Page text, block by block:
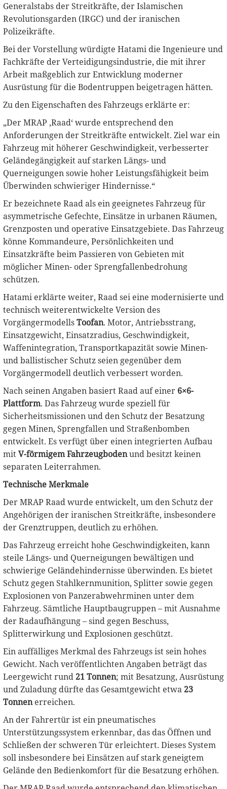
Generalstabs der Streitkräfte, der Islamischen
Revolutionsgarden (IRGC) und der iranischen
Polizeikräfte.
Bei der Vorstellung würdigte Hatami die Ingenieure und
Fachkräfte der Verteidigungsindustrie, die mit ihrer
Arbeit maßgeblich zur Entwicklung moderner
Ausrüstung für die Bodentruppen beigetragen hätten.
Zu den Eigenschaften des Fahrzeugs erklärte er:
„Der MRAP ‚Raad‘ wurde entsprechend den
Anforderungen der Streitkräfte entwickelt. Ziel war ein
Fahrzeug mit höherer Geschwindigkeit, verbesserter
Geländegängigkeit auf starken Längs- und
Querneigungen sowie hoher Leistungsfähigkeit beim
Überwinden schwieriger Hindernisse.“
Er bezeichnete Raad als ein geeignetes Fahrzeug für
asymmetrische Gefechte, Einsätze in urbanen Räumen,
Grenzposten und operative Einsatzgebiete. Das Fahrzeug
könne Kommandeure, Persönlichkeiten und
Einsatzkräfte beim Passieren von Gebieten mit
möglicher Minen- oder Sprengfallenbedrohung
schützen.
Hatami erklärte weiter, Raad sei eine modernisierte und
technisch weiterentwickelte Version des
VorgängermodellsToofan. Motor, Antriebsstrang,
Einsatzgewicht, Einsatzradius, Geschwindigkeit,
Waffenintegration, Transportkapazität sowie Minen-
und ballistischer Schutz seien gegenüber dem
Vorgängermodell deutlich verbessert worden.
Nach seinen Angaben basiert Raad auf einer 6×6-
Plattform. Das Fahrzeug wurde speziell für
Sicherheitsmissionen und den Schutz der Besatzung
gegen Minen, Sprengfallen und Straßenbomben
entwickelt. Es verfügt über einen integrierten Aufbau
mitV-förmigem Fahrzeugbodenund besitzt keinen
separaten Leiterrahmen.
Technische Merkmale
Der MRAP Raad wurde entwickelt, um den Schutz der
Angehörigen der iranischen Streitkräfte, insbesondere
der Grenztruppen, deutlich zu erhöhen.
Das Fahrzeug erreicht hohe Geschwindigkeiten, kann
steile Längs- und Querneigungen bewältigen und
schwierige Geländehindernisse überwinden. Es bietet
Schutz gegen Stahlkernmunition, Splitter sowie gegen
Explosionen von Panzerabwehrminen unter dem
Fahrzeug. Sämtliche Hauptbaugruppen – mit Ausnahme
der Radaufhängung – sind gegen Beschuss,
Splitterwirkung und Explosionen geschützt.
Ein auffälliges Merkmal des Fahrzeugs ist sein hohes
Gewicht. Nach veröffentlichten Angaben beträgt das
Leergewicht rund21 Tonnen; mit Besatzung, Ausrüstung
und Zuladung dürfte das Gesamtgewicht etwa23
Tonnenerreichen.
An der Fahrertür ist ein pneumatisches
Unterstützungssystem erkennbar, das das Öffnen und
Schließen der schweren Tür erleichtert. Dieses System
soll insbesondere bei Einsätzen auf stark geneigtem
Gelände den Bedienkomfort für die Besatzung erhöhen.